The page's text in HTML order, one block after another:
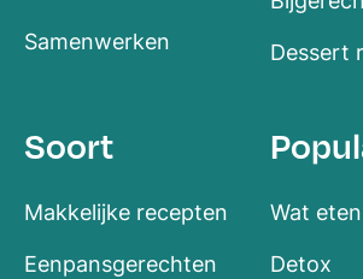
Samenwerken Dessert
Soort
Makkelijke recepten
Eenpansgerechten
Wat
Detox